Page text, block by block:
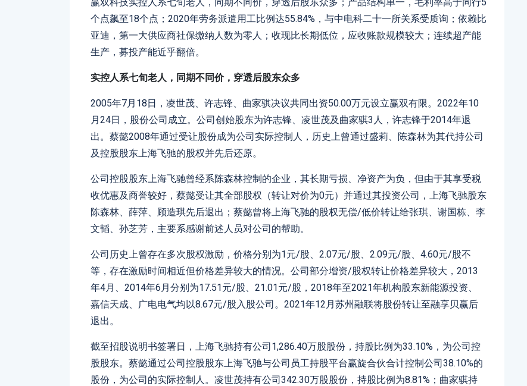
个点飙至18个点；2020年劳务派遣用工比例达55.84%，与中电科二十一所关系受质询；依赖比
亚迪，第一大供应商社保缴纳人数为零人；收现比长期低位，应收账款规模较大；连续超产能
生产，募投产能近乎翻倍。
实控人系七旬老人，同期不同价，穿透后股东众多
2005年7月18日，凌世茂、许志锋、曲家骐决议共同出资50.00万元设立赢双有限。2022年10
月24日，股份公司成立。公司创始股东为许志锋、凌世茂及曲家骐3人，许志锋于2014年退
出。蔡懿2008年通过受让股份成为公司实际控制人，历史上曾通过盛莉、陈森林为其代持公司
及控股股东上海飞驰的股权并先后还原。
公司控股股东上海飞驰曾经系陈森林控制的企业，其长期亏损、净资产为负，但由于其享受税
收优惠及商誉较好，蔡懿受让其全部股权（转让对价为0元）并通过其投资公司，上海飞驰股东
陈森林、薛萍、顾造琪先后退出；蔡懿曾将上海飞驰的股权无偿/低价转让给张琪、谢国栋、李
文韬、孙芝芳，主要系感谢前述人员对公司的帮助。
公司历史上曾存在多次股权激励，价格分别为1元/股、2.07元/股、2.09元/股、4.60元/股不
等，存在激励时间相近但价格差异较大的情况。公司部分增资/股权转让价格差异较大，2013
年4月、2014年6月分别为17.51元/股、21.01元/股，2018年至2021年机构股东新能源投资、
嘉信天成、广电电气均以8.67元/股入股公司。2021年12月苏州融联将股份转让至融享贝赢后
退出。
截至招股说明书签署日，上海飞驰持有公司1,286.40万股股份，持股比例为33.10%，为公司控
股股东。蔡懿通过公司控股股东上海飞驰与公司员工持股平台赢旋合伙合计控制公司38.10%的
股份，为公司的实际控制人。凌世茂持有公司342.30万股股份，持股比例为8.81%；曲家骐持